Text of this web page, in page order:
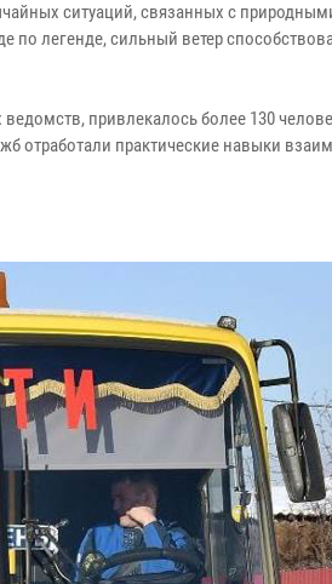
ситуаций, связанных с
по легенде, сильный ветер
привлекалось более 130
отработали практические навыки